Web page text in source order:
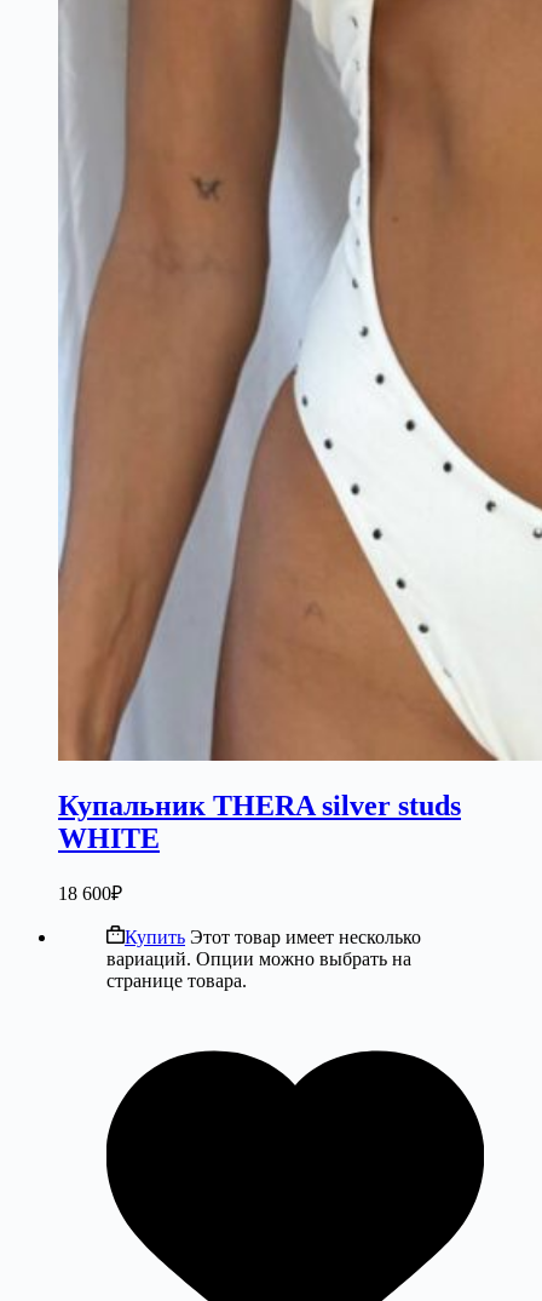
Купальник THERA silver studs
WHITE
18 600₽
Купить Этот товар имеет несколько
вариаций. Опции можно выбрать на
странице товара.